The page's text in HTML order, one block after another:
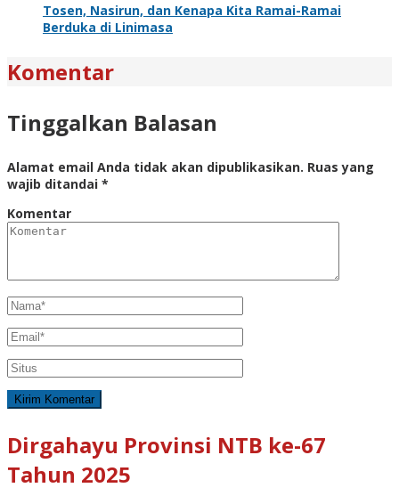
Tosen, Nasirun, dan Kenapa Kita Ramai-Ramai
Berduka di Linimasa
Komentar
Tinggalkan Balasan
Alamat email Anda tidak akan dipublikasikan. Ruas yang
wajib ditandai *
Komentar
Dirgahayu Provinsi NTB ke-67
Tahun 2025